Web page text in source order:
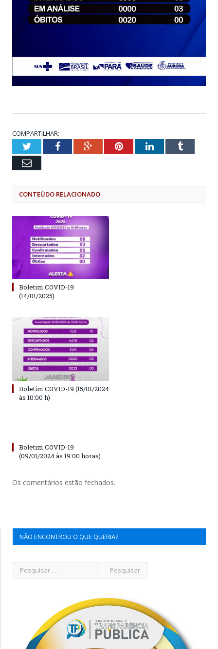
COMPARTILHAR:
TwitterFacebookGoogle+PinterestLinkedInTumblr
Email
CONTEÚDO RELACIONADO
Boletim COVID-19
(14/01/2025)
Boletim COVID-19 (15/01/2024
às 10:00 h)
Boletim COVID-19
(09/01/2024 às 19:00 horas)
Os comentários estão fechados.
NÃO ENCONTROU O QUE QUERIA?